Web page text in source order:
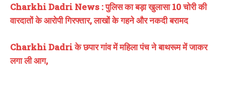
Charkhi Dadri News : पुलिस का बड़ा खुलासा 10 चोरी की
वारदातों के आरोपी गिरफ्तार, लाखों के गहने और नकदी बरामद
Charkhi Dadri के छपार गांव में महिला पंच ने बाथरूम में जाकर
लगा ली आग,